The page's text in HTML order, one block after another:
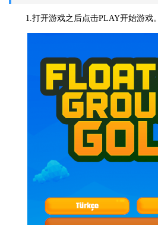
1.打开游戏之后点击PLAY开始游戏。